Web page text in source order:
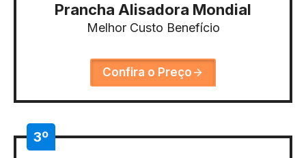
Prancha Alisadora Mondial
Melhor Custo Benefício
Confira o Preço
3º